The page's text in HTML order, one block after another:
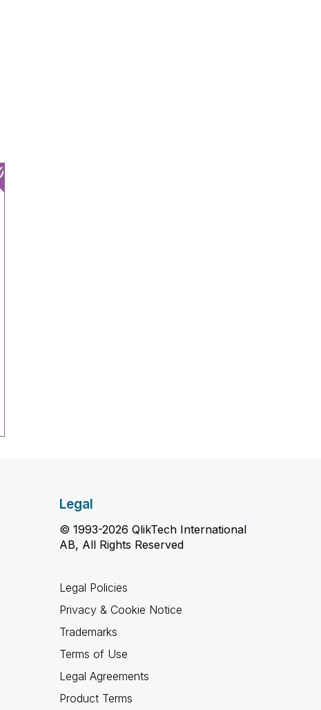
Legal
© 1993-2026 QlikTech International
AB, All Rights Reserved
Legal Policies
Privacy & Cookie Notice
Trademarks
Terms of Use
Legal Agreements
Product Terms